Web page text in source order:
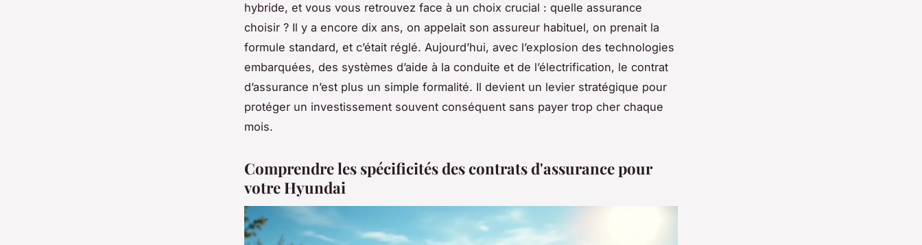
hybride, et vous vous retrouvez face à un choix crucial : quelle assurance
choisir ? Il y a encore dix ans, on appelait son assureur habituel, on prenait la
formule standard, et c’était réglé. Aujourd’hui, avec l’explosion des technologies
embarquées, des systèmes d’aide à la conduite et de l’électrification, le contrat
d’assurance n’est plus un simple formalité. Il devient un levier stratégique pour
protéger un investissement souvent conséquent sans payer trop cher chaque
mois.
Comprendre les spécificités des contrats d'assurance pour
votre Hyundai